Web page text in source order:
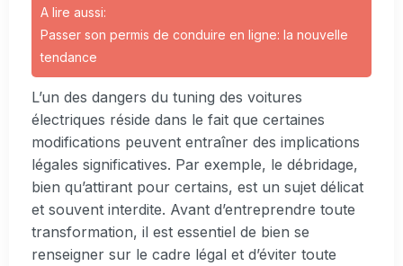
A lire aussi:
Passer son permis de conduire en ligne: la nouvelle
tendance
L’un des dangers du tuning des voitures
électriques réside dans le fait que certaines
modifications peuvent entraîner des implications
légales significatives. Par exemple, le débridage,
bien qu’attirant pour certains, est un sujet délicat
et souvent interdite. Avant d’entreprendre toute
transformation, il est essentiel de bien se
renseigner sur le cadre légal et d’éviter toute